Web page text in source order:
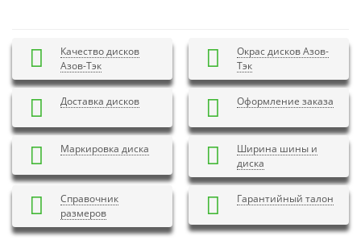
Качество дисков
Азов-Тэк
Окрас дисков Азов-
Тэк
Доставка дисков Оформление заказа
Маркировка диска
Ширина шины и
диска
Справочник
размеров
Гарантийный талон